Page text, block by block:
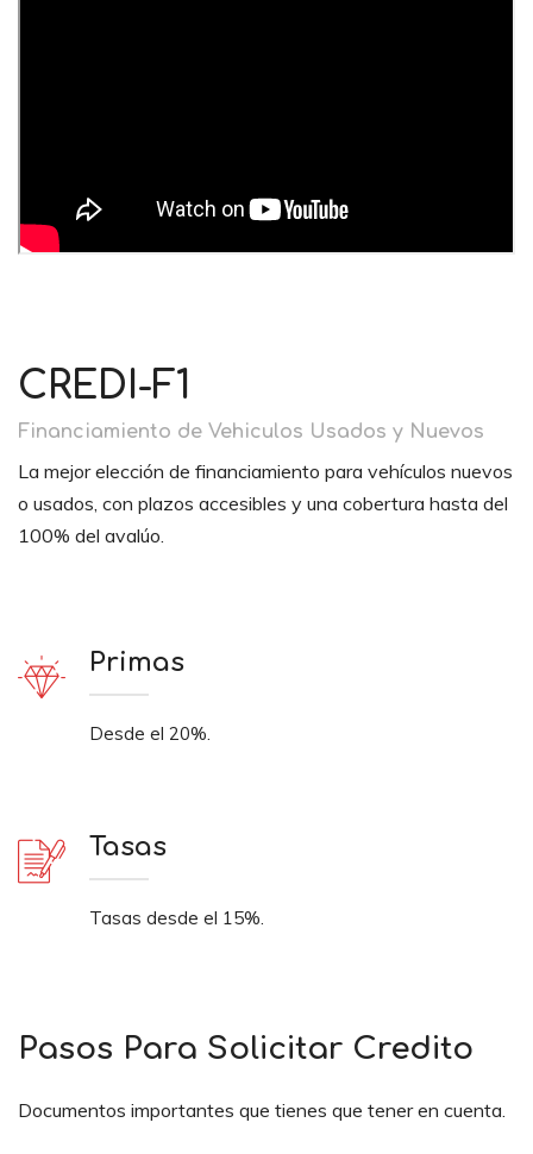
CREDI-F1
Financiamiento de Vehiculos Usados y Nuevos
La mejor elección de financiamiento para vehículos nuevos
o usados, con plazos accesibles y una cobertura hasta del
100% del avalúo.
Primas
Desde el 20%.
Tasas
Tasas desde el 15%.
Pasos Para Solicitar Credito
Documentos importantes que tienes que tener en cuenta.